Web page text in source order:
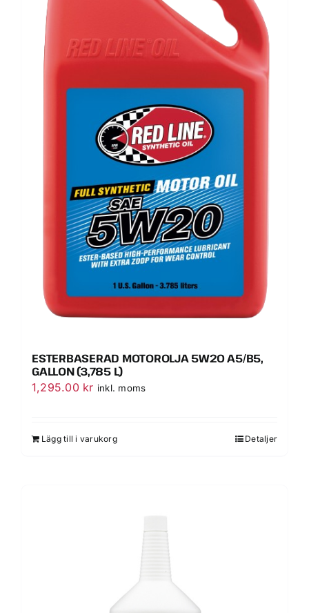
VÄLJ RÄTT OLJA FÖR DITT FORDON
KONTAKT
WOOCOMMERCE CART
ESTERBASERAD MOTOROLJA 5W20 A5/B5,
GALLON (3,785 L)
1,295.00 kr inkl. moms
Lägg till i varukorg Detaljer